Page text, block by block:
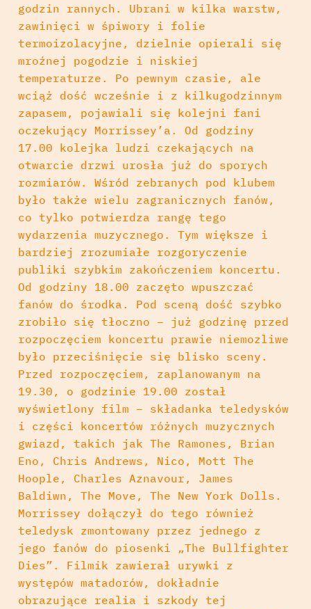
godzin rannych. Ubrani w kilka warstw,
zawinięci w śpiwory i folie
termoizolacyjne, dzielnie opierali się
mroźnej pogodzie i niskiej
temperaturze. Po pewnym czasie, ale
wciąż dość wcześnie i z kilkugodzinnym
zapasem, pojawiali się kolejni fani
oczekujący Morrissey’a. Od godziny
17.00 kolejka ludzi czekających na
otwarcie drzwi urosła już do sporych
rozmiarów. Wśród zebranych pod klubem
było także wielu zagranicznych fanów,
co tylko potwierdza rangę tego
wydarzenia muzycznego. Tym większe i
bardziej zrozumiałe rozgoryczenie
publiki szybkim zakończeniem koncertu.
Od godziny 18.00 zaczęto wpuszczać
fanów do środka. Pod sceną dość szybko
zrobiło się tłoczno – już godzinę przed
rozpoczęciem koncertu prawie niemozliwe
było przeciśnięcie się blisko sceny.
Przed rozpoczęciem, zaplanowanym na
19.30, o godzinie 19.00 został
wyświetlony film – składanka teledysków
i części koncertów różnych muzycznych
gwiazd, takich jak The Ramones, Brian
Eno, Chris Andrews, Nico, Mott The
Hoople, Charles Aznavour, James
Baldiwn, The Move, The New York Dolls.
Morrissey dołączył do tego również
teledysk zmontowany przez jednego z
jego fanów do piosenki „The Bullfighter
Dies”. Filmik zawierał urywki z
występów matadorów, dokładnie
obrazujące realia i szkody tej